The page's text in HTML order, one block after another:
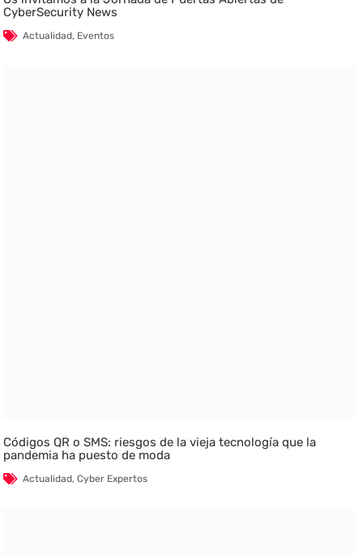
CyberSecurity News
Actualidad, Eventos
Códigos QR o SMS: riesgos de la vieja tecnología que la
pandemia ha puesto de moda
Actualidad,Cyber Expertos